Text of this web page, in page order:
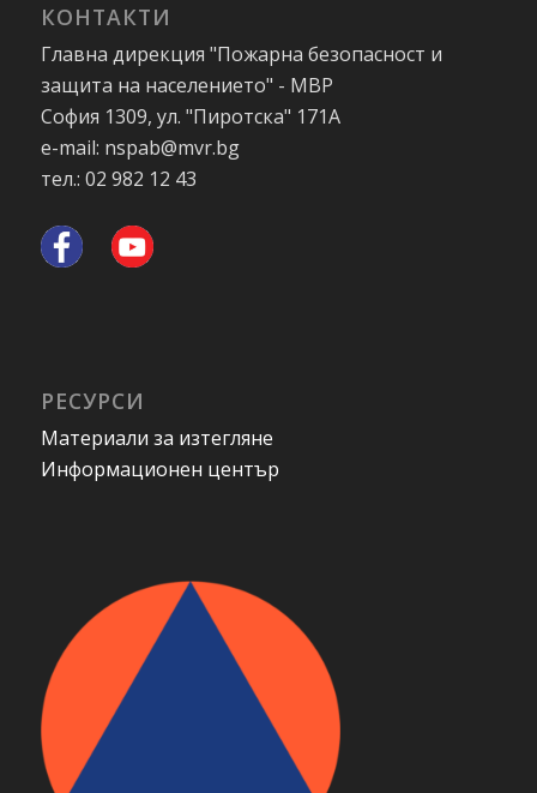
КОНТАКТИ
Главна дирекция "Пожарна безопасност и
защита на населението" - МВР
София 1309, ул. "Пиротска" 171А
e-mail: nspab@mvr.bg
тел.: 02 982 12 43
РЕСУРСИ
Материали за изтегляне
Информационен център